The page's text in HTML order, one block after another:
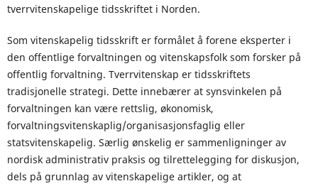
tverrvitenskapelige tidsskriftet i Norden.
Som vitenskapelig tidsskrift er formålet å forene eksperter i
den offentlige forvaltningen og vitenskapsfolk som forsker på
offentlig forvaltning. Tverrvitenskap er tidsskriftets
tradisjonelle strategi. Dette innebærer at synsvinkelen på
forvaltningen kan være rettslig, økonomisk,
forvaltningsvitenskaplig/organisasjonsfaglig eller
statsvitenskapelig. Særlig ønskelig er sammenligninger av
nordisk administrativ praksis og tilrettelegging for diskusjon,
dels på grunnlag av vitenskapelige artikler, og at